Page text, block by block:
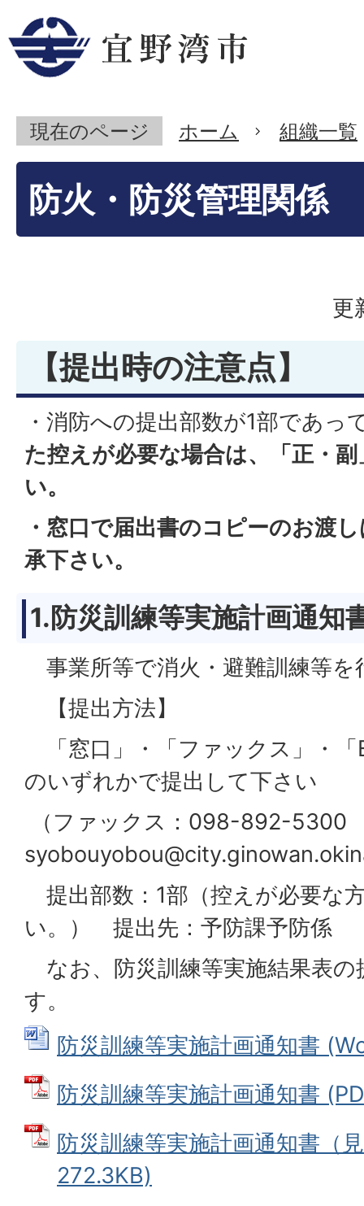
現在のページ ホーム 組織一覧
防火・防災管理関係
更
【提出時の注意点】
・消防への提出部数が1部であっ
た控えが必要な場合は、「正・
い。
・窓口で届出書のコピーのお渡
承下さい。
1.防災訓練等実施計画通知
事業所等で消火・避難訓練等を
【提出方法】
「窓口」・「ファックス」・「
のいずれかで提出して下さい
（ファックス：098-892-5300
提出部数：1部（控えが必要な
い。） 提出先：予防課予防係
なお、防災訓練等実施結果表
す。
防災訓練等実施計画通知書
防災訓練等実施計画通知書
防災訓練等実施計画通知書（
272.3KB)